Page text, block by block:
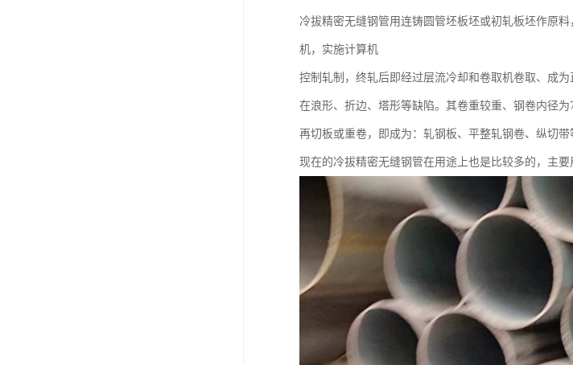
冷拔精密无缝钢管用连铸圆管坯板坯或初轧板坯作原
机，实施计算机
控制轧制，终轧后即经过层流冷却和卷取机卷取、成
在浪形、折边、塔形等缺陷。其卷重较重、钢卷内径
再切板或重卷，即成为：轧钢板、平整轧钢卷、纵切
现在的冷拔精密无缝钢管在用途上也是比较多的，主